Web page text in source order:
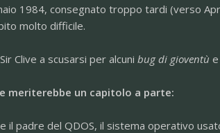
1984, consegnato troppo tardi (verso
molto difficile.
Clive a scusarsi per alcuni bug di gioventù
meriterebbe un capitolo a parte:
padre del QDOS, il sistema operativo